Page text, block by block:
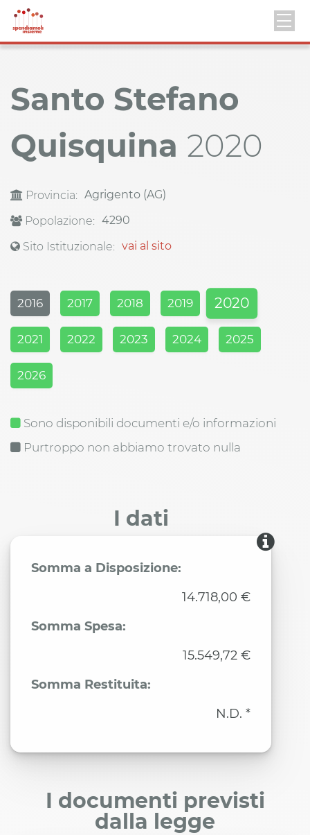
Santo Stefano
Quisquina 2020
Provincia: Agrigento (AG)
Popolazione: 4290
Sito Istituzionale: vai al sito
2016 2017 2018 2019 2020
2021 2022 2023 2024 2025
2026
Sono disponibili documenti e/o informazioni
Purtroppo non abbiamo trovato nulla
I dati
Somma a Disposizione:
14.718,00 €
Somma Spesa:
15.549,72 €
Somma Restituita:
N.D. *
I documenti previsti
dalla legge